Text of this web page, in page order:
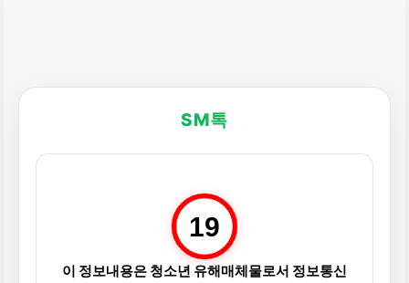
SM톡
19
이 정보내용은 청소년 유해매체물로서 정보통신